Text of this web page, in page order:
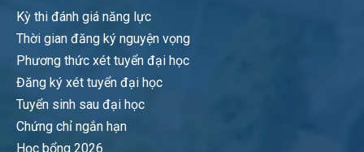
Kỳ thi đánh giá năng lực
Thời gian đăng ký nguyện vọng
Phương thức xét tuyển đại học
Đăng ký xét tuyển đại học
Tuyển sinh sau đại học
Chứng chỉ ngắn hạn
Học bổng 2026